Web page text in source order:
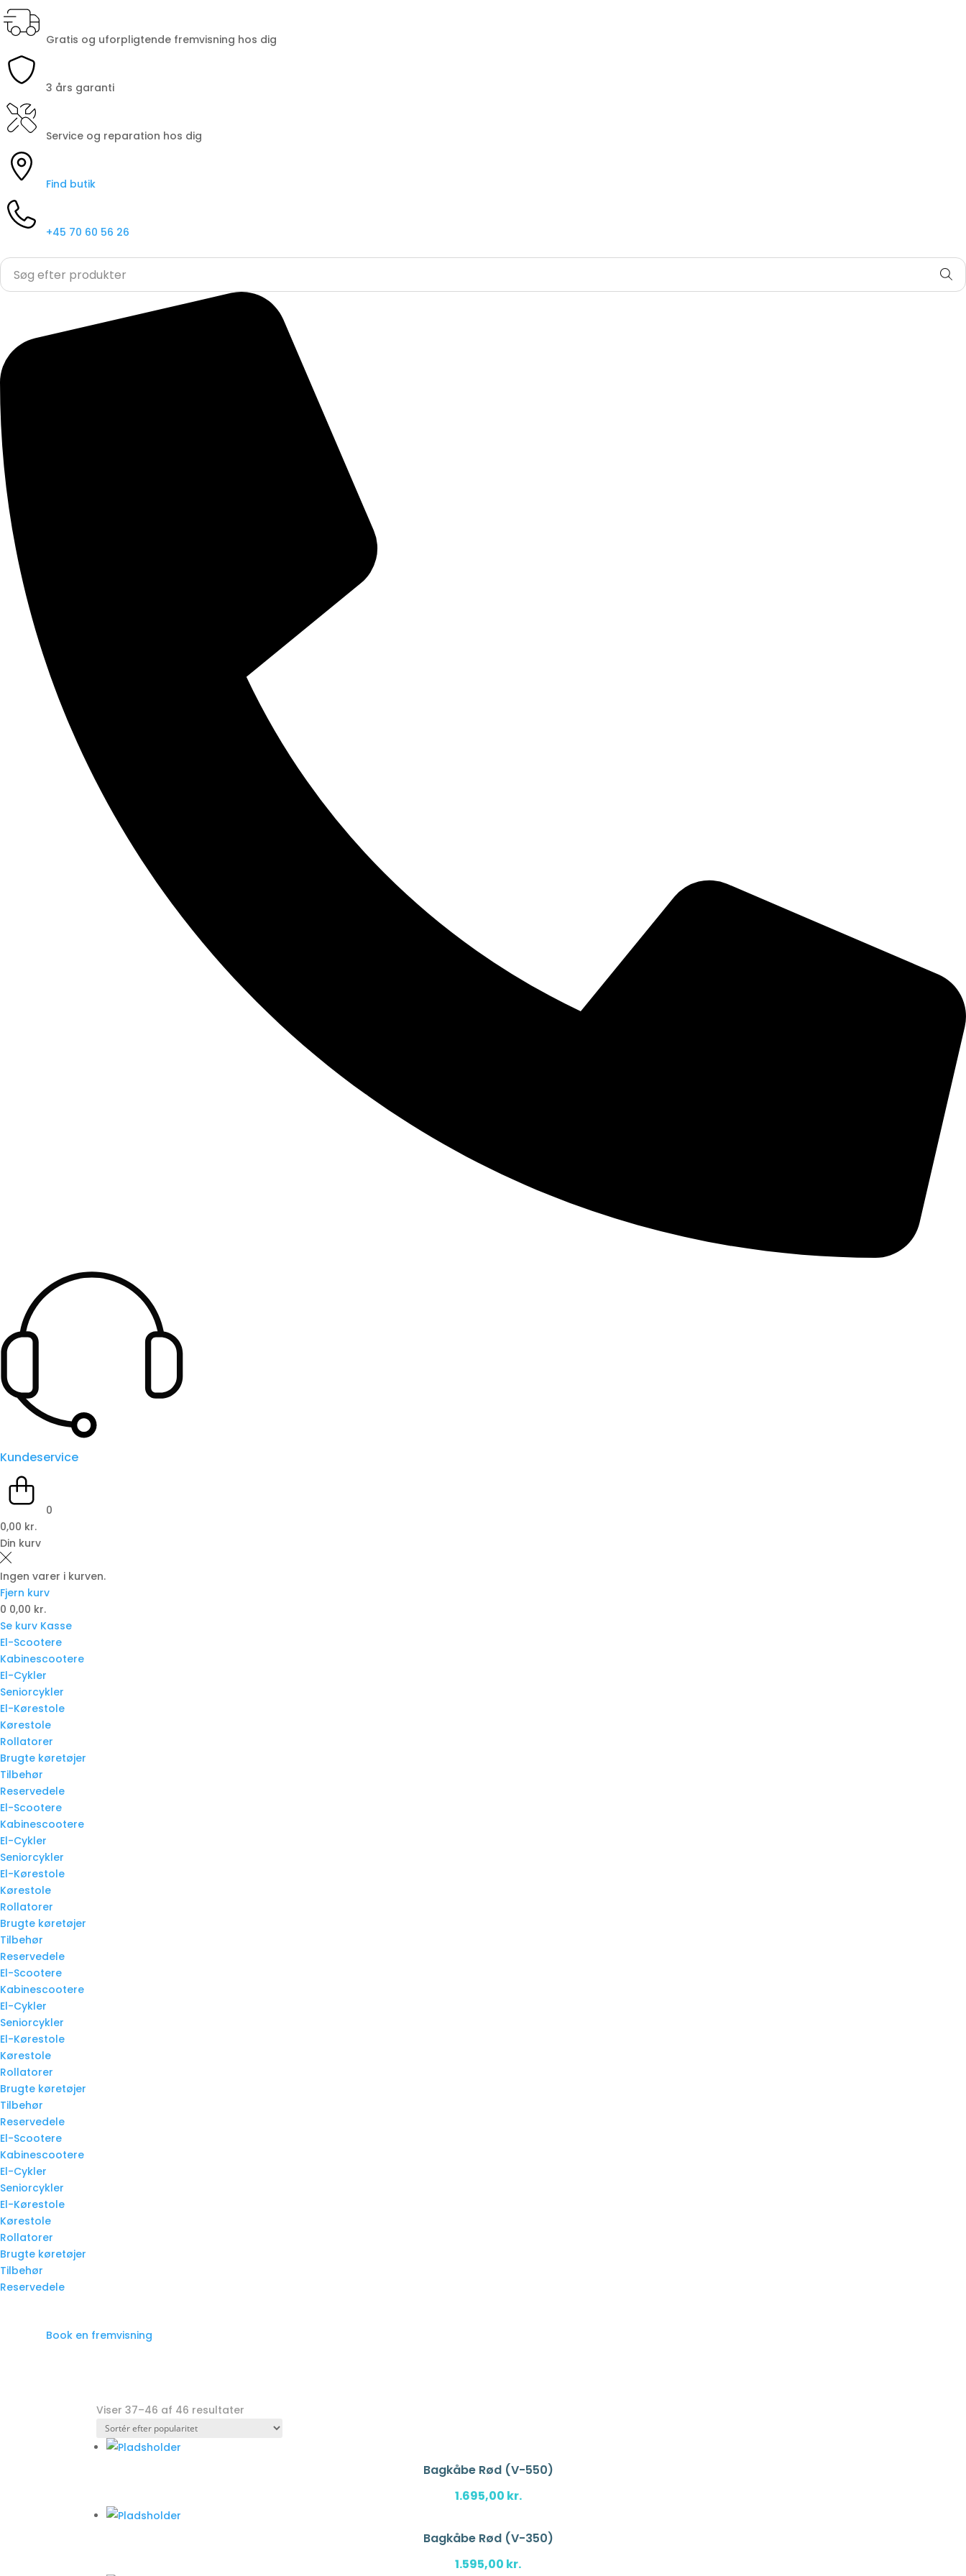
Gratis og uforpligtende fremvisning hos dig
3 års garanti
Service og reparation hos dig
Find butik
+45 70 60 56 26
Kundeservice
0
0,00 kr.
Din kurv
Ingen varer i kurven.
Fjern kurv
0 0,00 kr.
Se kurv Kasse
El-Scootere
Kabinescootere
El-Cykler
Seniorcykler
El-Kørestole
Kørestole
Rollatorer
Brugte køretøjer
Tilbehør
Reservedele
El-Scootere
Kabinescootere
El-Cykler
Seniorcykler
El-Kørestole
Kørestole
Rollatorer
Brugte køretøjer
Tilbehør
Reservedele
El-Scootere
Kabinescootere
El-Cykler
Seniorcykler
El-Kørestole
Kørestole
Rollatorer
Brugte køretøjer
Tilbehør
Reservedele
El-Scootere
Kabinescootere
El-Cykler
Seniorcykler
El-Kørestole
Kørestole
Rollatorer
Brugte køretøjer
Tilbehør
Reservedele
Book en fremvisning
Viser 37–46 af 46 resultater
Bagkåbe Rød (V-550)
1.695,00 kr.
Bagkåbe Rød (V-350)
1.595,00 kr.